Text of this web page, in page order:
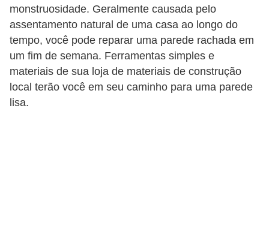
monstruosidade. Geralmente causada pelo
assentamento natural de uma casa ao longo do
tempo, você pode reparar uma parede rachada em
um fim de semana. Ferramentas simples e
materiais de sua loja de materiais de construção
local terão você em seu caminho para uma parede
lisa.